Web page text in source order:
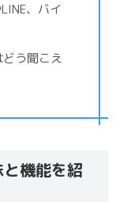
、バイ
う聞こえ
機能を紹